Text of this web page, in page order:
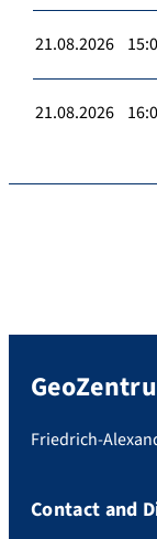
21.08.2026
21.08.2026
Friedrich-
Contact and